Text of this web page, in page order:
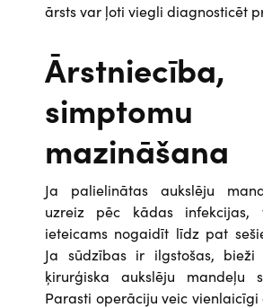
ārsts var ļoti viegli diagnosticēt
Ārstniecība,
simptomu
mazināšana
Ja palielinātas aukslēju
uzreiz pēc kādas infekcijas,
ieteicams nogaidīt līdz pat
Ja sūdzības ir ilgstošas, bieži
ķirurģiska aukslēju mandeļu
Parasti operāciju veic